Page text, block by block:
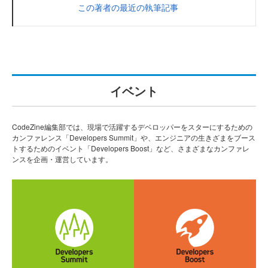
この著者の最近の執筆記事
イベント
CodeZine編集部では、現場で活躍するデベロッパーをスターにするための
カンファレンス「Developers Summit」や、エンジニアの生きざまをブース
トするためのイベント「Developers Boost」など、さまざまなカンファレ
ンスを企画・運営しています。